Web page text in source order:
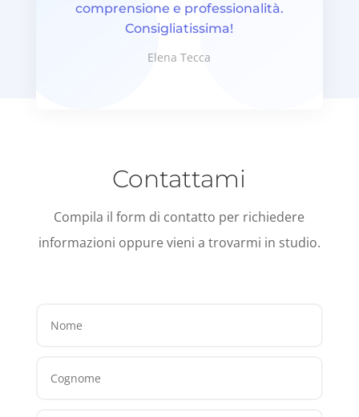
comprensione e professionalità.
Consigliatissima!
Elena Tecca
Contattami
Compila il form di contatto per richiedere
informazioni oppure vieni a trovarmi in studio.